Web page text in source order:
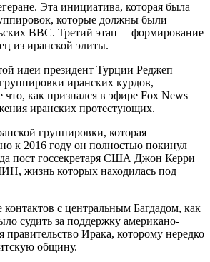
Эта инициатива, которая была
которые должны были
ВВС. Третий этап – формирование
из иранской элиты.
идеи президент Турции Реджеп
иранских курдов,
как признался в эфире Fox News
иранских протестующих.
группировки, которая
к 2016 году он полностью покинул
пост госсекретаря США Джон Керри
жизнь которых находилась под
с центральным Багдадом, как
судить за поддержку американо-
Ирака, которому нередко
общину.